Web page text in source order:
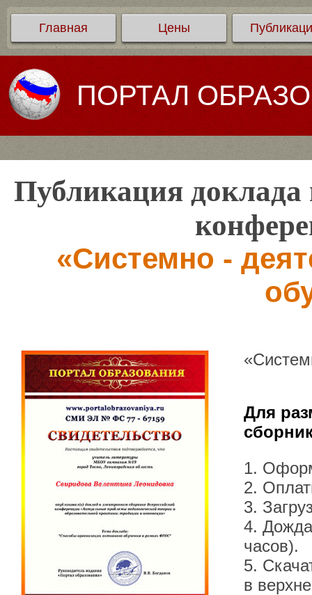
Главная Цены
ПОРТАЛ
Публикация доклада
«Системно -
Для
1.
2.
3.
4.
часов).
5.
в